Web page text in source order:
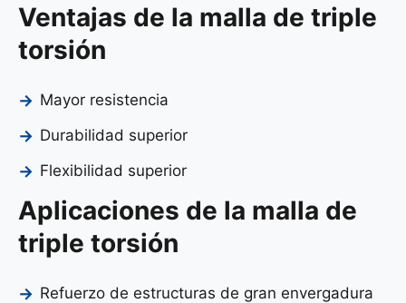
Ventajas de la malla de triple
torsión
Mayor resistencia
Durabilidad superior
Flexibilidad superior
Aplicaciones de la malla de
triple torsión
Refuerzo de estructuras de gran envergadura